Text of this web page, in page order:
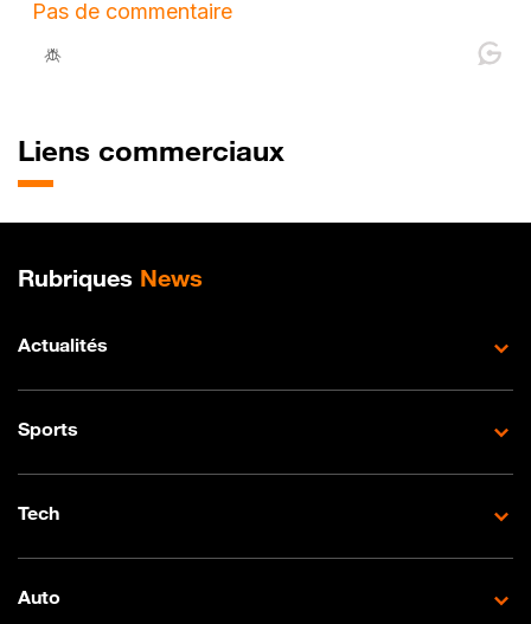
Liens commerciaux
Plan de site
Rubriques News
Actualités
Sports
Tech
Auto